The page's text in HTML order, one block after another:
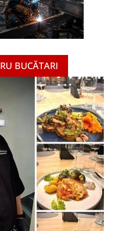
BUCĂTARI